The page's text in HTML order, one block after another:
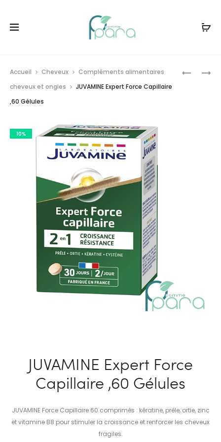
PHYTO
Accueil Cheveux
Compléments alimentaires
cheveux et ongles
JUVAMINE Expert Force Capillaire
,60 Gélules
10%
JUVAMINE Expert Force
Capillaire ,60 Gélules
JUVAMINE Force Capillaire 60 comprimés : kératine, prêle, ortie, zinc
et vitamine B8 pour stimuler la croissance et renforcer les cheveux
fragiles.